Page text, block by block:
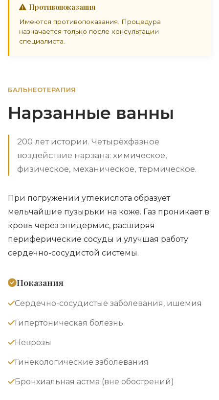
Противопоказания
Имеются противопоказания. Процедура
назначается только после консультации
специалиста.
БАЛЬНЕОТЕРАПИЯ
Нарзанные ванны
200 лет истории. Четырёхфазное
воздействие нарзана: химическое,
физическое, механическое, термическое.
При погружении углекислота образует
мельчайшие пузырьки на коже. Газ проникает в
кровь через эпидермис, расширяя
периферические сосуды и улучшая работу
сердечно-сосудистой системы.
Показания
Сердечно-сосудистые заболевания, ишемия
Гипертоническая болезнь
Неврозы
Гинекологические заболевания
Бронхиальная астма (вне обострений)